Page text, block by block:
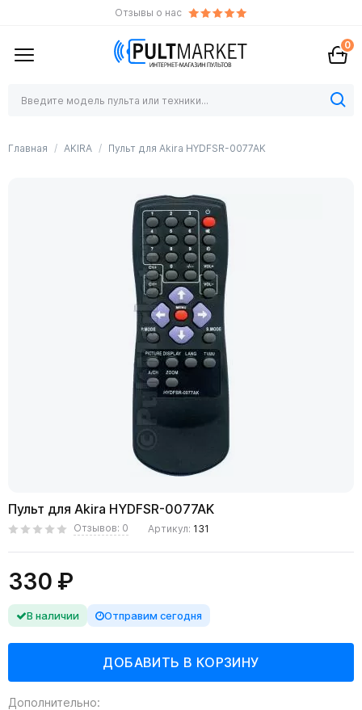
Отзывы о нас
0
Главная AKIRA Пульт для Akira HYDFSR-0077AK
Пульт для Akira HYDFSR-0077AK
Отзывов: 0 Артикул: 131
330 ₽
В наличии Отправим сегодня
Дополнительно: